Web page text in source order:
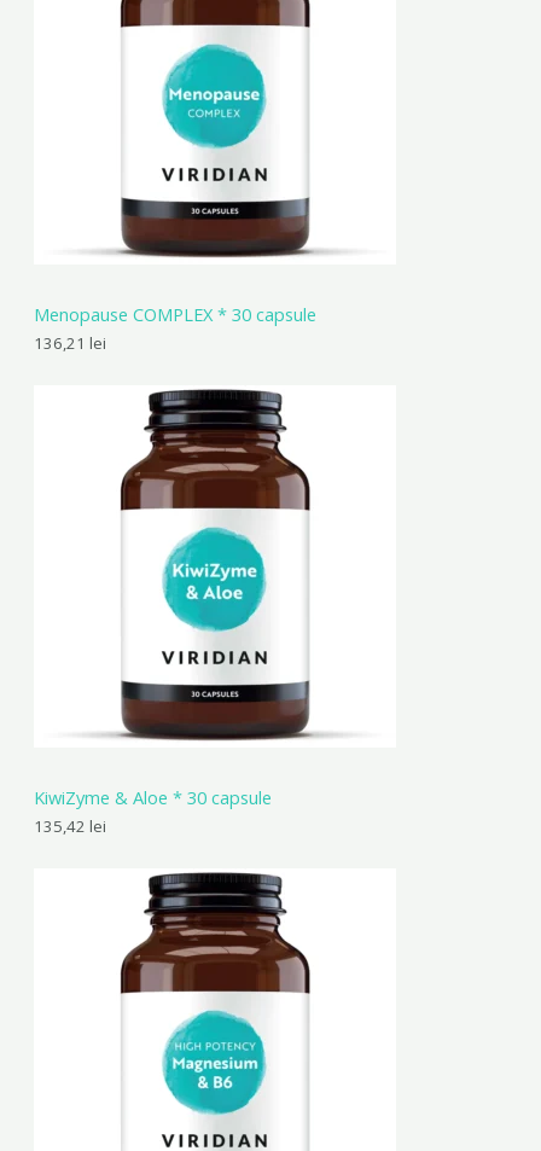
Menopause COMPLEX * 30 capsule
136,21 lei
KiwiZyme & Aloe * 30 capsule
135,42 lei